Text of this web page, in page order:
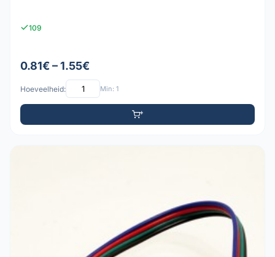
109
0.81€ – 1.55€
Hoeveelheid: Min: 1